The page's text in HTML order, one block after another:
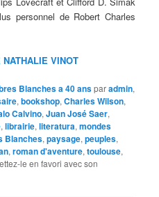
personnel de Robert Charles
VINOT
Blanches a 40 ansparadmin,
,bookshop,Charles Wilson,
Calvino,Juan José Saer,
,librairie,literatura,mondes
Blanches,paysage,peuples,
,roman d'aventure,toulouse,
le en favori avec son